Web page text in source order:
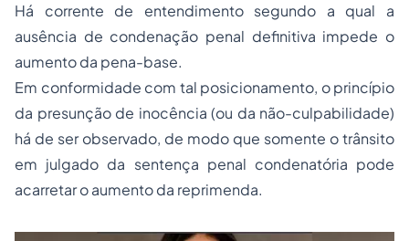
Há corrente de entendimento segundo a qual a
ausência de condenação penal definitiva impede o
aumento da pena-base.
Em conformidade com tal posicionamento, o princípio
da presunção de inocência (ou da não-culpabilidade)
há de ser observado, de modo que somente o trânsito
em julgado da sentença penal condenatória pode
acarretar o aumento da reprimenda.